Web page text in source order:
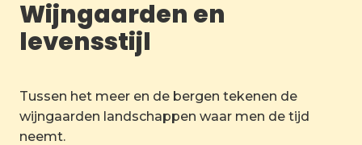
Wijngaarden en
levensstijl
Tussen het meer en de bergen tekenen de
wijngaarden landschappen waar men de tijd
neemt.